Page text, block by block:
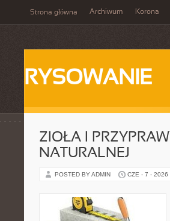
Strona główna Archiwum Korona
RYSOWANIE
ZIOŁA I
NATURALNEJ
POSTED BY ADMIN CZE - 7 - 2026